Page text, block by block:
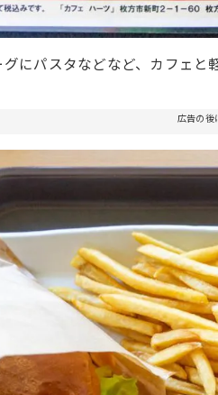
にパスタなどなど、カフェと
広告の後